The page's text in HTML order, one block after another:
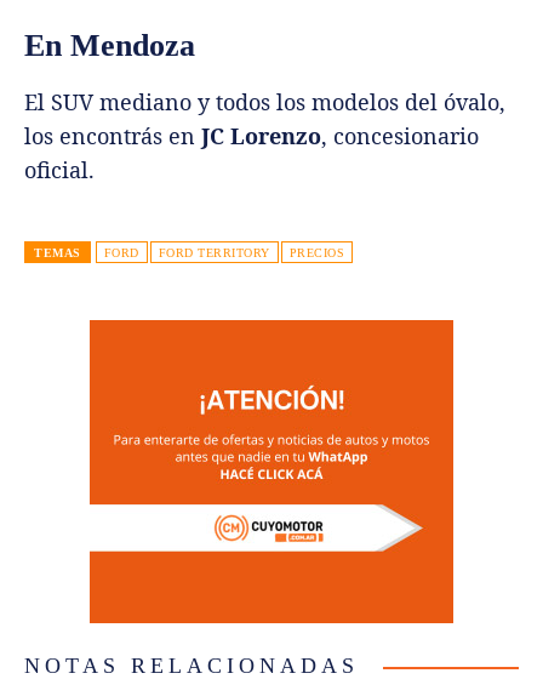
En Mendoza
El SUV mediano y todos los modelos del óvalo,
los encontrás en JC Lorenzo, concesionario
oficial.
TEMAS FORD FORD TERRITORY PRECIOS
NOTAS RELACIONADAS